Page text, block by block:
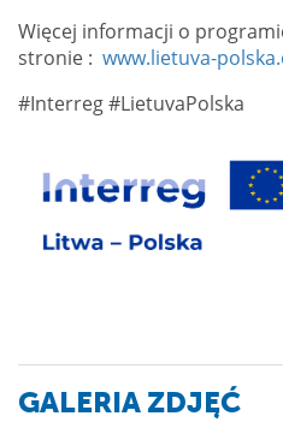
Więcej informacji o
stronie : www.lietuva-
#Interreg #LietuvaPolska
GALERIA ZDJĘĆ